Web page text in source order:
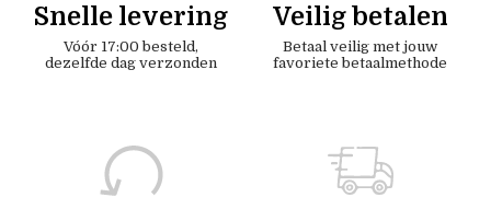
Snelle levering
Vóór 17:00 besteld,
dezelfde dag verzonden
Veilig betalen
Betaal veilig met jouw
favoriete betaalmethode